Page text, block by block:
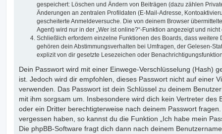
gespeichert: Löschen und Ändern von Beiträgen (dazu zählen
Änderungen an zentralen Profildaten (E-Mail-Adresse,
gescheiterte Anmeldeversuche. Die von deinem Browser
Agent) wird nur in der „Wer ist online?“-Funktion angezeigt und
Schließlich erfordern einzelne Funktionen des Boards, dass weitere
gehören dein Abstimmungsverhalten bei Umfragen, der Gelesen-
explizit von dir gesetzte Lesezeichen oder
Dein Passwort wird mit einer Einwege-Verschlüsselung (Hash)
ist. Jedoch wird dir empfohlen, dieses Passwort nicht auf einer
verwenden. Das Passwort ist dein Schlüssel zu deinem
mit ihm sorgsam um. Insbesondere wird dich kein Vertreter des
oder ein Dritter berechtigterweise nach deinem Passwort
vergessen haben, so kannst du die Funktion „Ich habe mein
Die phpBB-Software fragt dich dann nach deinem